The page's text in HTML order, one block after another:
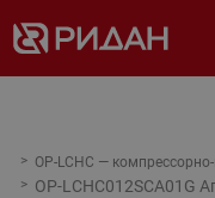
OP-LCHC —
OP-LCHC012SCA01G